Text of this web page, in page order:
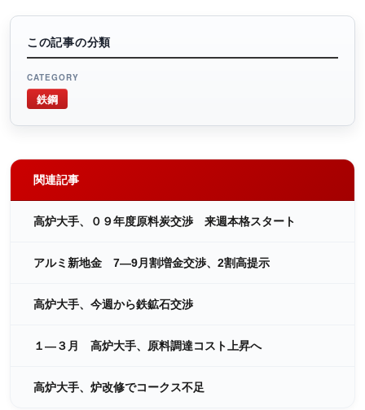
この記事の分類
CATEGORY
鉄鋼
関連記事
高炉大手、０９年度原料炭交渉 来週本格スタート
アルミ新地金 7―9月割増金交渉、2割高提示
高炉大手、今週から鉄鉱石交渉
１―３月 高炉大手、原料調達コスト上昇へ
高炉大手、炉改修でコークス不足